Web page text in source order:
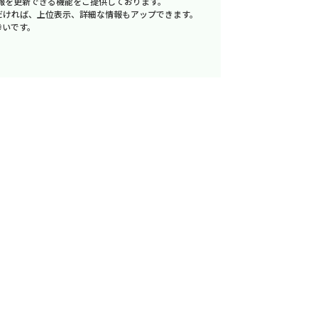
れば、上位表示、詳細な情報もアップできます。
です。